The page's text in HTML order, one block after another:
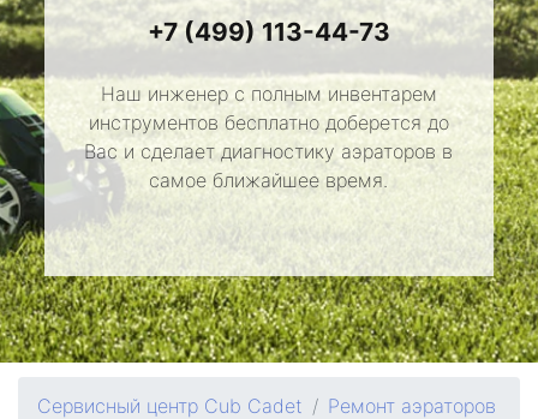
+7 (499) 113-44-73
Наш инженер с полным инвентарем
инструментов бесплатно доберется до
Вас и сделает диагностику аэраторов в
самое ближайшее время.
Сервисный центр Cub Cadet
Ремонт аэраторов